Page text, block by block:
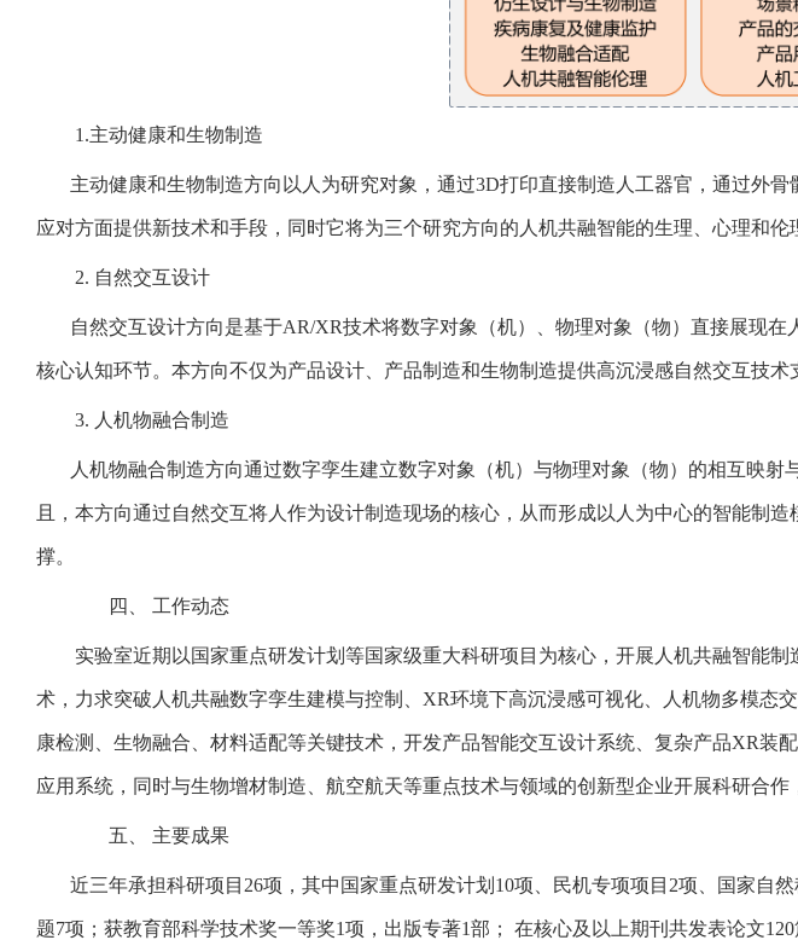
1.主动健康和生物制造
主动健康和生物制造方向以人为研究对象，通过3D打印直接制造人工器官，通过外
应对方面提供新技术和手段，同时它将为三个研究方向的人机共融智能的生理、心理和
2. 自然交互设计
自然交互设计方向是基于AR/XR技术将数字对象（机）、物理对象（物）直接展现
核心认知环节。本方向不仅为产品设计、产品制造和生物制造提供高沉浸感自然交互技
3. 人机物融合制造
人机物融合制造方向通过数字孪生建立数字对象（机）与物理对象（物）的相互映射
且，本方向通过自然交互将人作为设计制造现场的核心，从而形成以人为中心的智能制
撑。
四、 工作动态
实验室近期以国家重点研发计划等国家级重大科研项目为核心，开展人机共融智能
术，力求突破人机共融数字孪生建模与控制、 XR环境下高沉浸感可视化、人机物多模态
康检测、生物融合、材料适配等关键技术，开发产品智能交互设计系统、复杂产品XR装配
应用系统，同时与生物增材制造、航空航天等重点技术与领域的创新型企业开展科研合
五、 主要成果
近三年承担科研项目 26项，其中国家重点研发计划 10项、民机专项项目 2项、国家自
题7项；获教育部科学技术奖一等奖1项，出版专著1部； 在核心及以上期刊共发表论文120